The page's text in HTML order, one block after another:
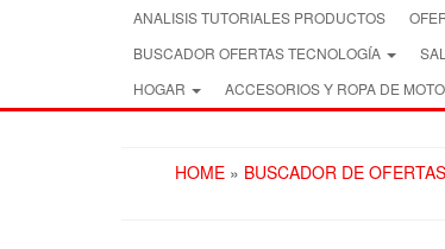
ANALISIS TUTORIALES PRODUCTOS
BUSCADOR OFERTAS TECNOLOGÍA
HOGAR
ACCESORIOS Y ROPA DE MOTO
HOME » BUSCADOR DE